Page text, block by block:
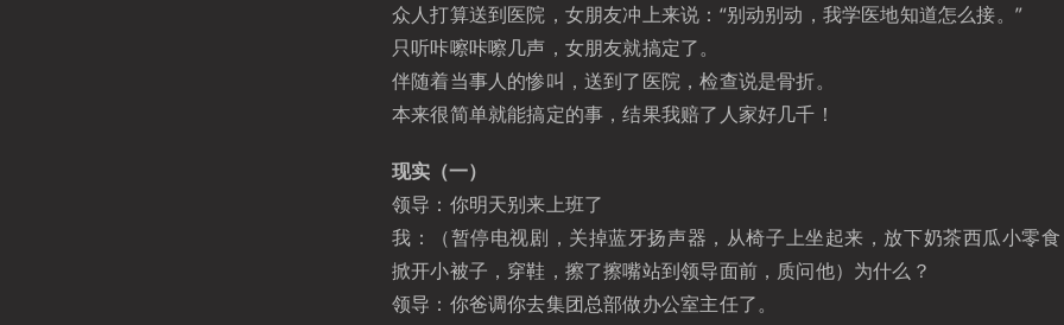
众人打算送到医院，女朋友冲上来说：“别动别动，我学医地知道怎么接。”
只听咔嚓咔嚓几声，女朋友就搞定了。
伴随着当事人的惨叫，送到了医院，检查说是骨折。
本来很简单就能搞定的事，结果我赔了人家好几千！
现实（一）
领导：你明天别来上班了
我：（暂停电视剧，关掉蓝牙扬声器，从椅子上坐起来，放下奶茶西瓜小零食
掀开小被子，穿鞋，擦了擦嘴站到领导面前，质问他）为什么？
领导：你爸调你去集团总部做办公室主任了。